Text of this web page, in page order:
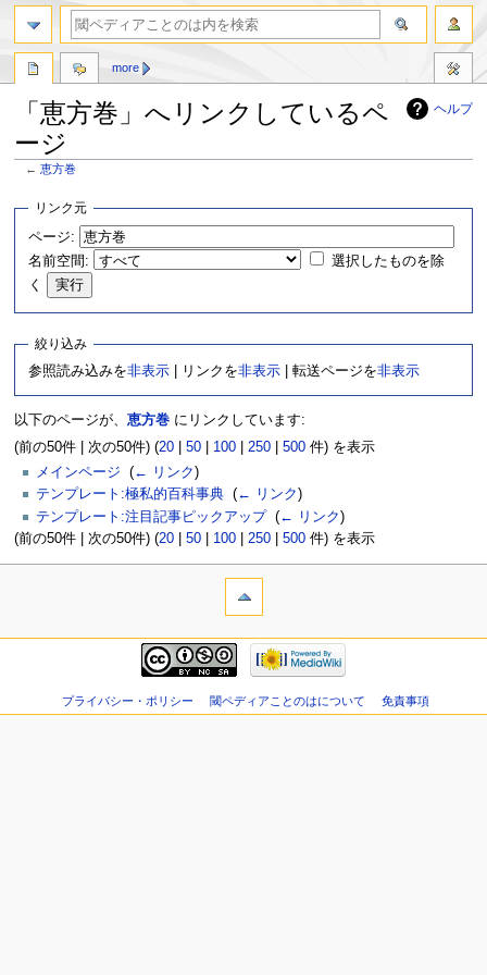
ヘルプ
「恵方巻」へリンクしているペ
ージ
←恵方巻
に
リンク元
ページ:
名前空間:
選択したものを除
く
絞り込み
参照読み込みを非表示 | リンクを非表示 | 転送ページを非表示
以下のページが、 恵方巻にリンクしています:
(前の50件 | 次の50件) (20| 50| 100| 250| 500件) を表示
メインページ
(← リンク )
テンプレート:極私的百科事典 (← リンク )
テンプレート:注目記事ピックアップ‎ (← リンク)
(前の50件 | 次の50件) (20| 50| 100| 250| 500件) を表示
more
プライバシー・ポリシー 閾ペディアことのはについて 免責事項